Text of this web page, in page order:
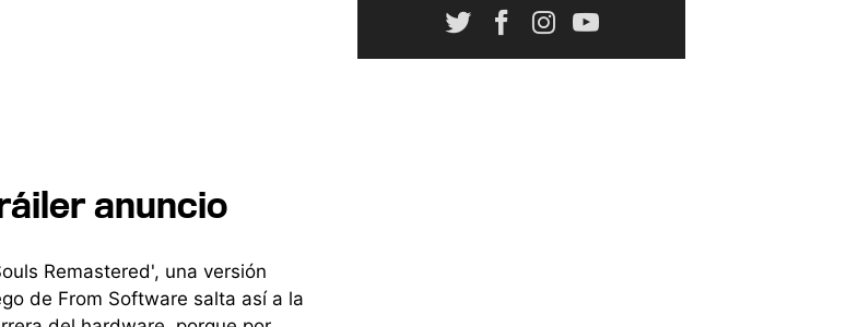
anuncio
Remastered', una versión
de From Software salta así a la